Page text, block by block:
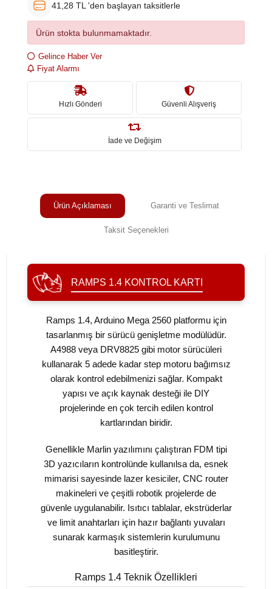
41,28 TL 'den başlayan taksitlerle
Ürün stokta bulunmamaktadır.
Gelince Haber Ver
Fiyat Alarmı
Hızlı Gönderi Güvenli Alışveriş
İade ve Değişim
Ürün Açıklaması Garanti ve Teslimat
Taksit Seçenekleri
RAMPS 1.4 KONTROL KARTI
Ramps 1.4, Arduino Mega 2560 platformu için
tasarlanmış bir sürücü genişletme modülüdür.
A4988 veya DRV8825 gibi motor sürücüleri
kullanarak 5 adede kadar step motoru bağımsız
olarak kontrol edebilmenizi sağlar. Kompakt
yapısı ve açık kaynak desteği ile DIY
projelerinde en çok tercih edilen kontrol
kartlarından biridir.
Genellikle Marlin yazılımını çalıştıran FDM tipi
3D yazıcıların kontrolünde kullanılsa da, esnek
mimarisi sayesinde lazer kesiciler, CNC router
makineleri ve çeşitli robotik projelerde de
güvenle uygulanabilir. Isıtıcı tablalar, ekstrüderlar
ve limit anahtarları için hazır bağlantı yuvaları
sunarak karmaşık sistemlerin kurulumunu
basitleştirir.
Ramps 1.4 Teknik Özellikleri